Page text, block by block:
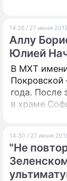
14:26 / 27 июня
Аллу
Юлией
В МХТ
Покровской
года. После
в храме
Средних
столицы.
14:30 / 27 июня
"Не